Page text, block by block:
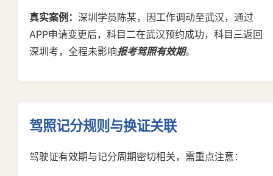
真实案例：深圳学员陈某，因工作调动至武汉，通过
APP申请变更后，科目二在武汉预约成功，科目三返回
深圳考，全程未影响报考驾照有效期。
驾照记分规则与换证关联
驾驶证有效期与记分周期密切相关，需重点注意：